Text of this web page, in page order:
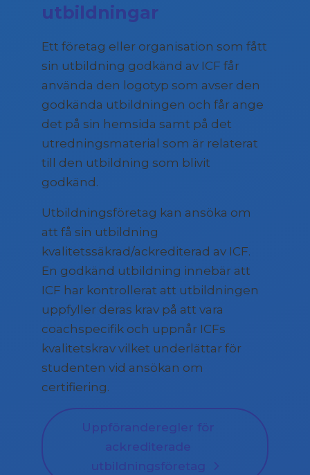
utbildningar
Ett företag eller organisation som fått
sin utbildning godkänd av ICF får
använda den logotyp som avser den
godkända utbildningen och får ange
det på sin hemsida samt på det
utredningsmaterial som är relaterat
till den utbildning som blivit
godkänd.
Utbildningsföretag kan ansöka om
att få sin utbildning
kvalitetssäkrad/ackrediterad av ICF.
En godkänd utbildning innebär att
ICF har kontrollerat att utbildningen
uppfyller deras krav på att vara
coachspecifik och uppnår ICFs
kvalitetskrav vilket underlättar för
studenten vid ansökan om
certifiering.
Uppföranderegler för
ackrediterade
utbildningsföretag